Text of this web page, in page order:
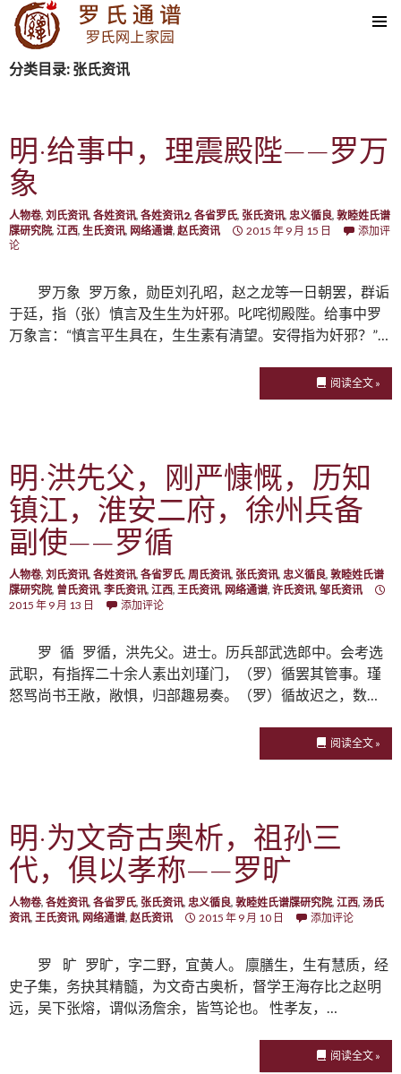
SKIP TO CONTENT
分类目录: 张氏资讯
明·给事中，理震殿陛——罗万
象
人物卷, 刘氏资讯, 各姓资讯, 各姓资讯2, 各省罗氏, 张氏资讯, 忠义循良, 敦睦姓氏谱
牒研究院, 江西, 生氏资讯, 网络通谱, 赵氏资讯 2015 年 9 月 15 日
添加评
论
罗万象 罗万象，勋臣刘孔昭，赵之龙等一日朝罢，群诟
于廷，指（张）慎言及生生为奸邪。叱咤彻殿陛。给事中罗
万象言：“慎言平生具在，生生素有清望。安得指为奸邪？”…
阅读全文 »
明·洪先父，刚严慷慨，历知
镇江，淮安二府，徐州兵备
副使——罗循
人物卷, 刘氏资讯, 各姓资讯, 各省罗氏, 周氏资讯, 张氏资讯, 忠义循良, 敦睦姓氏谱
牒研究院, 曾氏资讯, 李氏资讯, 江西, 王氏资讯, 网络通谱, 许氏资讯, 邹氏资讯
2015 年 9 月 13 日
添加评论
罗 循 罗循，洪先父。进士。历兵部武选郎中。会考选
武职，有指挥二十余人素出刘瑾门，（罗）循罢其管事。瑾
怒骂尚书王敞，敞惧，归部趣易奏。（罗）循故迟之，数…
阅读全文 »
明·为文奇古奥析，祖孙三
代，俱以孝称——罗旷
人物卷, 各姓资讯, 各省罗氏, 张氏资讯, 忠义循良, 敦睦姓氏谱牒研究院, 江西, 汤氏
资讯, 王氏资讯, 网络通谱, 赵氏资讯 2015 年 9 月 10 日 添加评论
罗 旷 罗旷，字二野，宜黄人。 廪膳生，生有慧质，经
史子集，务抉其精髓，为文奇古奥析，督学王海存比之赵明
远，吴下张熔，谓似汤詹余，皆笃论也。 性孝友，…
阅读全文 »